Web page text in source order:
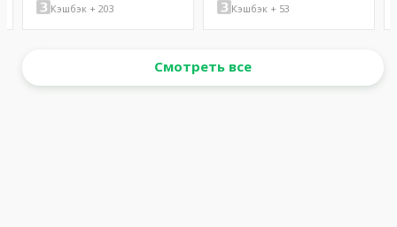
Кэшбэк + 203 Кэшбэк + 53
Смотреть все